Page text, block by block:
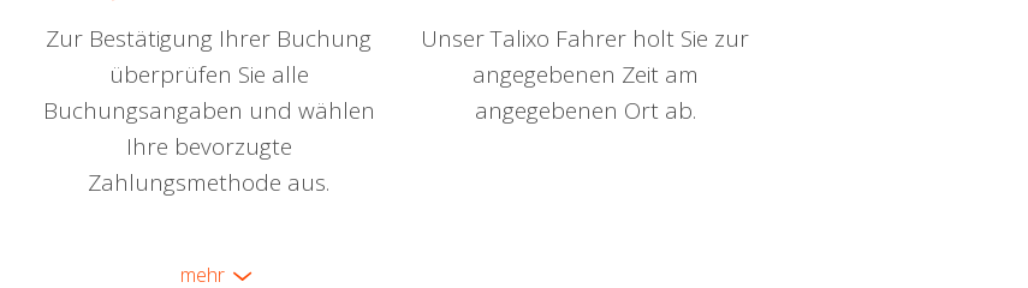
Zur Bestätigung Ihrer Buchung
überprüfen Sie alle
Buchungsangaben und wählen
Ihre bevorzugte
Zahlungsmethode aus.
Unser Talixo Fahrer holt Sie zur
angegebenen Zeit am
angegebenen Ort ab.
mehr